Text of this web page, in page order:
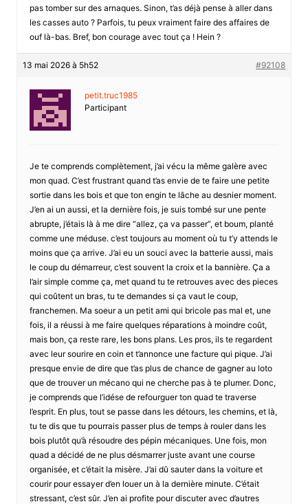
pas tomber sur des arnaques. Sinon, t’as déjà pense à aller dans
les casses auto ? Parfois, tu peux vraiment faire des affaires de
ouf là-bas. Bref, bon courage avec tout ça ! Hein ?
13 mai 2026 à 5h52 #92108
petit.truc1985
Participant
Je te comprends complètement, j’ai vécu la même galère avec
mon quad. C’est frustrant quand t’as envie de te faire une petite
sortie dans les bois et que ton engin te lâche au desnier moment.
J’en ai un aussi, et la dernière fois, je suis tombé sur une pente
abrupte, j’étais là à me dire “allez, ça va passer”, et boum, planté
comme une méduse. c’est toujours au moment où tu t’y attends le
moins que ça arrive. J’ai eu un souci avec la batterie aussi, mais
le coup du démarreur, c’est souvent la croix et la bannière. Ça a
l’air simple comme ça, met quand tu te retrouves avec des pieces
qui coûtent un bras, tu te demandes si ça vaut le coup,
franchemen. Ma soeur a un petit ami qui bricole pas mal et, une
fois, il a réussi à me faire quelques réparations à moindre coût,
mais bon, ça reste rare, les bons plans. Les pros, ils te regardent
avec leur sourire en coin et t’annonce une facture qui pique. J’ai
presque envie de dire que t’as plus de chance de gagner au loto
que de trouver un mécano qui ne cherche pas à te plumer. Donc,
je comprends que l’idése de refourguer ton quad te traverse
l’esprit. En plus, tout se passe dans les détours, les chemins, et là,
tu te dis que tu pourrais passer plus de temps à rouler dans les
bois plutôt qu’à résoudre des pépin mécaniques. Une fois, mon
quad a décidé de ne plus désmarrer juste avant une course
organisée, et c’était la misère. J’ai dû sauter dans la voiture et
courir pour essayer d’en louer un à la dernière minute. C’était
stressant, c’est sûr. J’en ai profite pour discuter avec d’autres